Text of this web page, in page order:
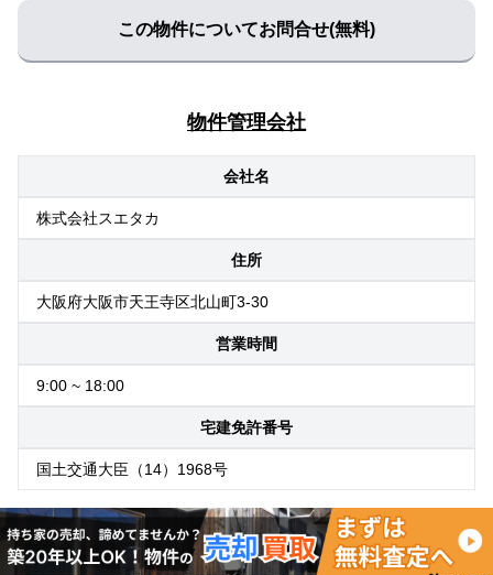
この物件についてお問合せ(無料)
物件管理会社
会社名
株式会社スエタカ
住所
大阪府大阪市天王寺区北山町3-30
営業時間
9:00 ~ 18:00
宅建免許番号
国土交通大臣（14）1968号